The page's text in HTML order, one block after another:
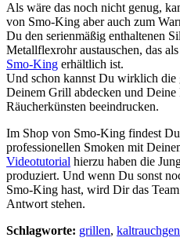
Als wäre das noch nicht genug,
von Smo-King aber auch zum
Du den serienmäßig enthaltenen
Metallflexrohr austauschen, das
Smo-King erhältlich ist.
Und schon kannst Du wirklich die
Deinem Grill abdecken und
Räucherkünsten beeindrucken.
Im Shop von Smo-King findest
professionellen Smoken mit
Videotutorial hierzu haben die
produziert. Und wenn Du sonst
Smo-King hast, wird Dir das
Antwort stehen.
Schlagworte: grillen,